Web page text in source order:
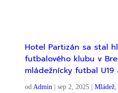
Hotel Partizán sa stal
futbalového klubu v
mládežnícky futbal U19
od Admin |sep 2, 2025 |Mládež